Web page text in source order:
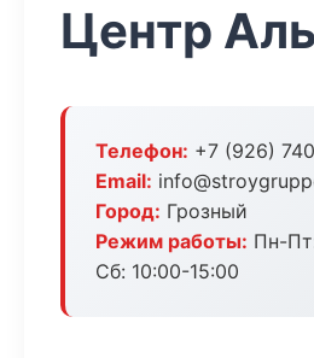
Центр
Телефон: +7 (926)
Email:
Город: Грозный
Режим работы: Пн-
Сб: 10:00-15:00